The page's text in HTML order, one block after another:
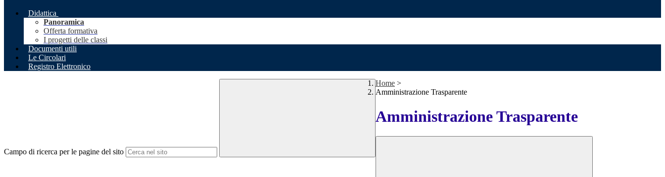
Didattica
Panoramica
Offerta formativa
I progetti delle classi
Documenti utili
Le Circolari
Registro Elettronico
Campo di ricerca per le pagine del sito
Home >
Amministrazione Trasparente
Amministrazione Trasparente